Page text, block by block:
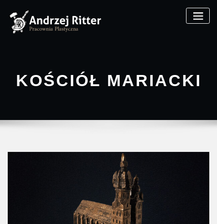
KOŚCIÓŁ MARIACKI